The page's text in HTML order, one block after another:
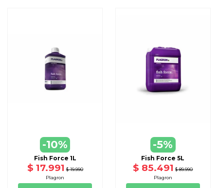
-10%
Fish Force 1L
$ 17.991 $ 19.990
Plagron
-5%
Fish Force 5L
$ 85.491 $ 89.990
Plagron